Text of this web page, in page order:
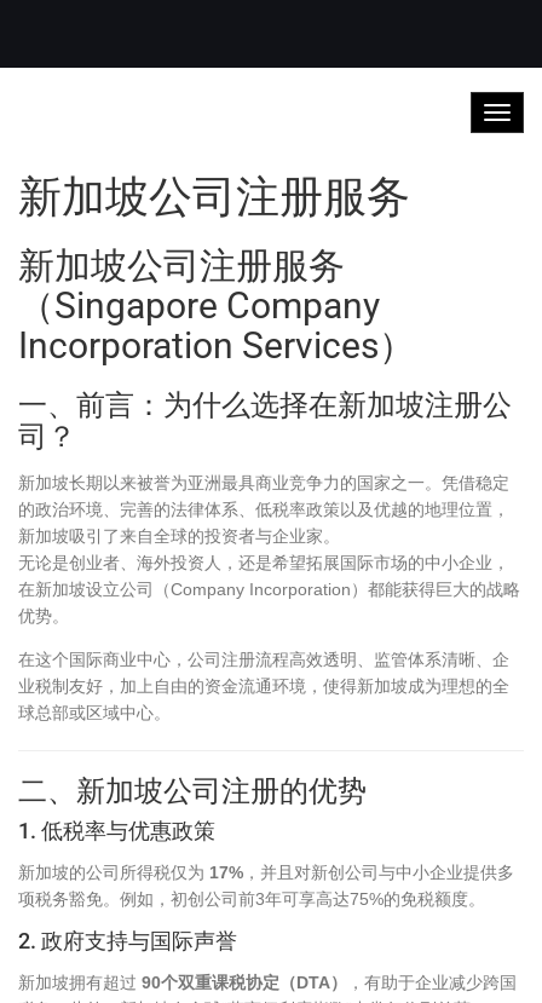
新加坡公司注册服务
新加坡公司注册服务
（Singapore Company
Incorporation Services）
一、前言：为什么选择在新加坡注册公
司？
新加坡长期以来被誉为亚洲最具商业竞争力的国家之一。凭借稳定
的政治环境、完善的法律体系、低税率政策以及优越的地理位置，
新加坡吸引了来自全球的投资者与企业家。
无论是创业者、海外投资人，还是希望拓展国际市场的中小企业，
在新加坡设立公司（Company Incorporation）都能获得巨大的战略
优势。
在这个国际商业中心，公司注册流程高效透明、监管体系清晰、企
业税制友好，加上自由的资金流通环境，使得新加坡成为理想的全
球总部或区域中心。
二、新加坡公司注册的优势
1. 低税率与优惠政策
新加坡的公司所得税仅为 17% ，并且对新创公司与中小企业提供多
项税务豁免。例如，初创公司前3年可享高达75%的免税额度。
2. 政府支持与国际声誉
新加坡拥有超过 90个双重课税协定（DTA）
，有助于企业减少跨国